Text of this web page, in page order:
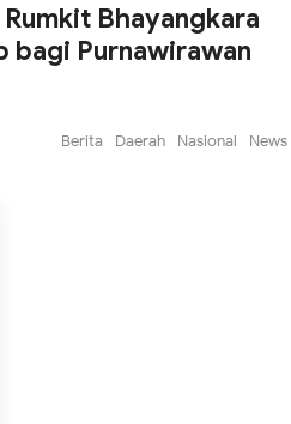
Bhayangkara
bagi Purnawirawan
Berita Daerah Nasional News